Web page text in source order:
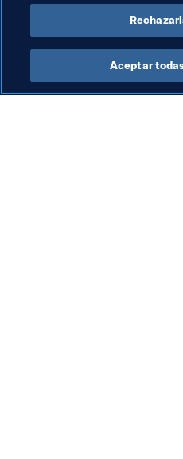
Última actualización:
Aceptar